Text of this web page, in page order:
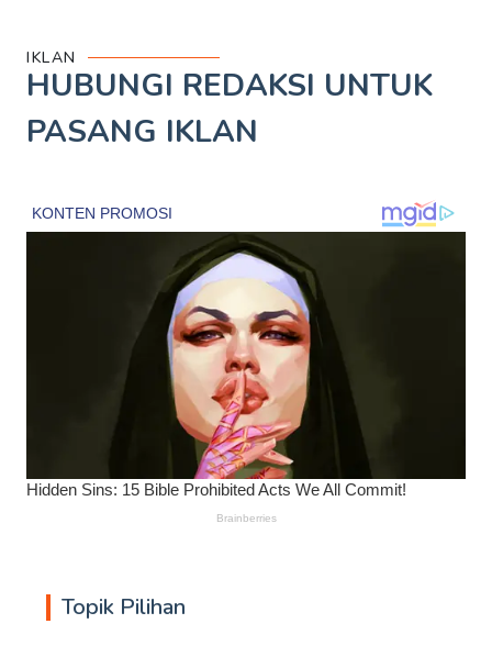
IKLAN
HUBUNGI REDAKSI UNTUK
PASANG IKLAN
Topik Pilihan